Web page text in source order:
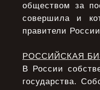
обществом за
совершила и
правители
РОССИЙСКАЯ
В России
государства.